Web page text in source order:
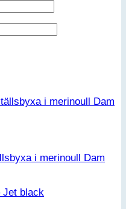
i merinoull Dam